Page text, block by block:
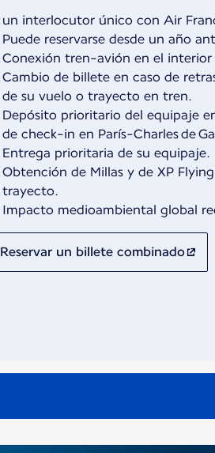
un interlocutor único con Air
Puede reservarse desde un año
Conexión tren-avión en el interior
Cambio de billete en caso de
de su vuelo o trayecto en tren.
Depósito prioritario del equipaje
de check-in en París-Charles de
Entrega prioritaria de su equipaje.
Obtención de Millas y de XP
trayecto.
Impacto medioambiental global
Reservar un billete combinado